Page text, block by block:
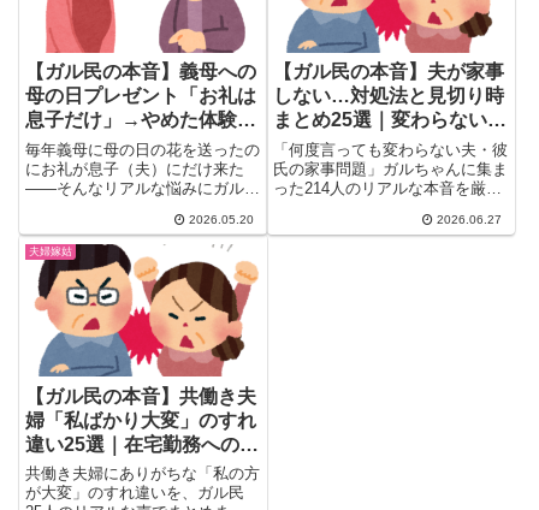
【ガル民の本音】義母への
母の日プレゼント「お礼は
息子だけ」→やめた体験談
15選｜旦那任せの正解
毎年義母に母の日の花を送ったの
にお礼が息子（夫）にだけ来た
——そんなリアルな悩みにガル民
めた」「そもそも嫁が送るな」ま
で、嫁姑・母の日プレゼントにま
つわる本音15選をまとめまし
た。
2026.05.20
【ガル民の本音】夫が家事
しない…対処法と見切り時
まとめ25選｜変わらない理
由・成功例を徹底解説
「何度言っても変わらない夫・彼
氏の家事問題」ガルちゃんに集ま
った214人のリアルな本音を厳選
たくない」「同棲中がリミット」
2026.06.27
夫婦嫁姑
【ガル民の本音】共働き夫
婦「私ばかり大変」のすれ
違い25選｜在宅勤務への誤
解とリアルな家事分担
共働き夫婦にありがちな「私の方
が大変」のすれ違いを、ガル民